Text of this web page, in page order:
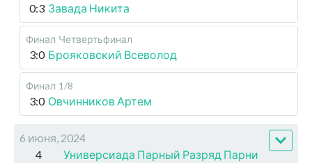
0:3 Завада Никита
Финал Четвертьфинал
3:0 Брояковский Всеволод
Финал 1/8
3:0 Овчинников Артем
6 июня, 2024
4
Универсиада Парный Разряд Парни